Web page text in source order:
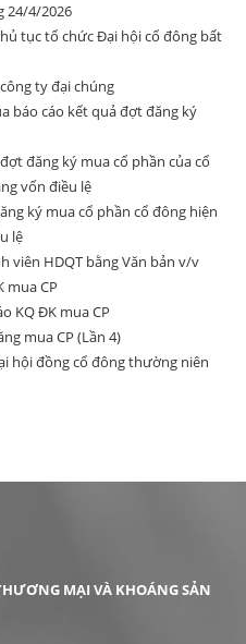
24/4/2026
tục tổ chức Đại hội cổ đông bất
ty đại chúng
báo cáo kết quả đợt đăng ký
đăng ký mua cổ phần của cổ
vốn điều lệ
ký mua cổ phần cổ đông hiện
lệ
viên HDQT bằng Văn bản v/v
mua CP
KQ ĐK mua CP
mua CP (Lần 4)
hội đồng cổ đông thường niên
MẠI VÀ KHOÁNG SẢN